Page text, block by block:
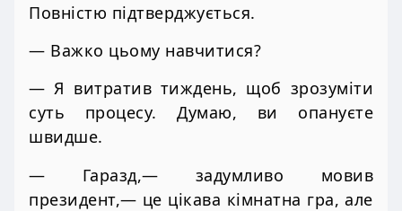
Повністю підтверджується.
— Важко цьому навчитися?
— Я витратив тиждень, щоб зрозуміти
суть процесу. Думаю, ви опануєте
швидше.
— Гаразд,— задумливо мовив
президент,— це цікава кімнатна гра, але